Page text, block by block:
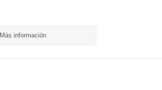
Más información